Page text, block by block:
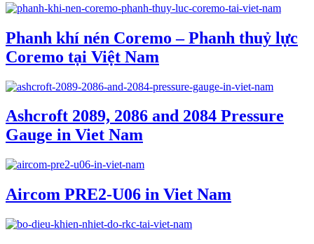
Phanh khí nén Coremo – Phanh thuỷ lực
Coremo tại Việt Nam
Ashcroft 2089, 2086 and 2084 Pressure
Gauge in Viet Nam
Aircom PRE2-U06 in Viet Nam